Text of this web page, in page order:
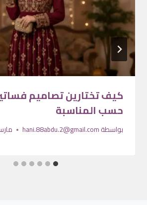
كيف تختارين تصاميم
حسب المناسبة
بواسطةhani.88abdu.2@gmail.com مارس 10,